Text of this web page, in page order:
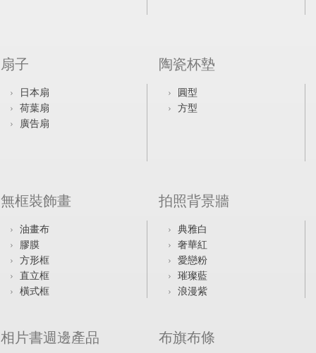
扇子
日本扇
荷葉扇
廣告扇
陶瓷杯墊
圓型
方型
無框裝飾畫
油畫布
膠膜
方形框
直立框
橫式框
拍照背景牆
典雅白
奢華紅
愛戀粉
璀璨藍
浪漫紫
相片書週邊產品 布旗布條